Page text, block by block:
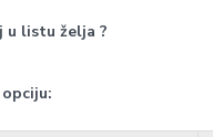
u listu želja ?